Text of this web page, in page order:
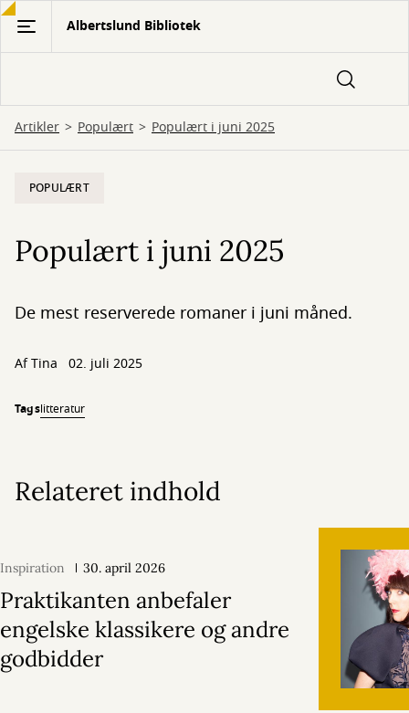
Gå
hovedindhold
Albertslund Bibliotek
Artikler Populært Populært i juni 2025
POPULÆRT
Populært i juni 2025
De mest reserverede romaner i juni måned.
AfTina 02. juli 2025
Tagslitteratur
Relateret indhold
Inspiration 30. april 2026
Praktikanten anbefaler
engelske klassikere og andre
godbidder